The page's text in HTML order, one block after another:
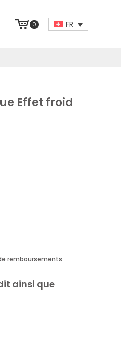
0 FR
Effet froid
remboursements
ainsi que